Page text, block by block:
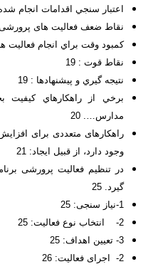
اعتبار سنجي اقدامات انجام شده
نقاط ضعف فعالیت های پرورشی
کمبود وقت براي انجام فعاليت
نقاط قوت : 19
نتيجه گيري و پيشنهادها : 19
برخي از راهكارهاي كيفيت
مدارس…. 20
راهکارهای متعددی برای
وجود دارد، از قبیل ایجاد: 21
در تنظیم فعالیت پرورشی
گیرد. 25
1-نیاز سنجی: 25
2- انتخاب نوع فعالیت: 25
3- تعیین اهداف: 25
2- اجرای فعالیت: 26